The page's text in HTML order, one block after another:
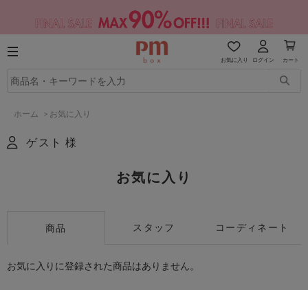
お気に入り ログイン カート
ホーム > お気に入り
ゲスト 様
お気に入り
商品 スタッフ コーディネート
お気に入りに登録された商品はありません。